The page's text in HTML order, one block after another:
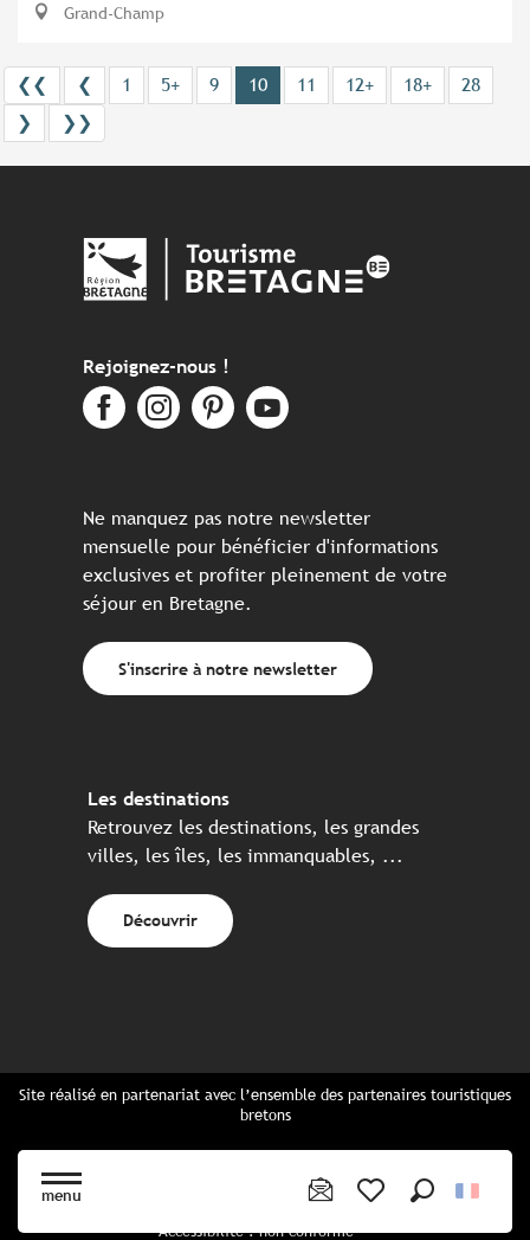
menu
Grand-Champ
❮❮ ❮ 1 5+ 9 10 11 12+ 18+
28
❯
❯❯
Rejoignez-nous !
Ne manquez pas notre newsletter
mensuelle pour bénéficier d'informations
exclusives et profiter pleinement de votre
séjour en Bretagne.
S'inscrire à notre newsletter
Les destinations
Retrouvez les destinations, les grandes
villes, les îles, les immanquables, ...
Découvrir
Site réalisé en partenariat avec l’ensemble des partenaires touristiques
bretons
Cartes Bretagne & brochures
Accessibilité : non conforme